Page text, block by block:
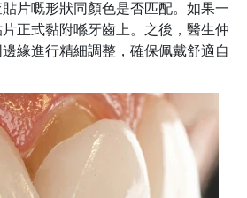
片嘅形狀同顏色是否匹配。如果一
正式黏附喺牙齒上。之後，醫生仲
緣進行精細調整，確保佩戴舒適自